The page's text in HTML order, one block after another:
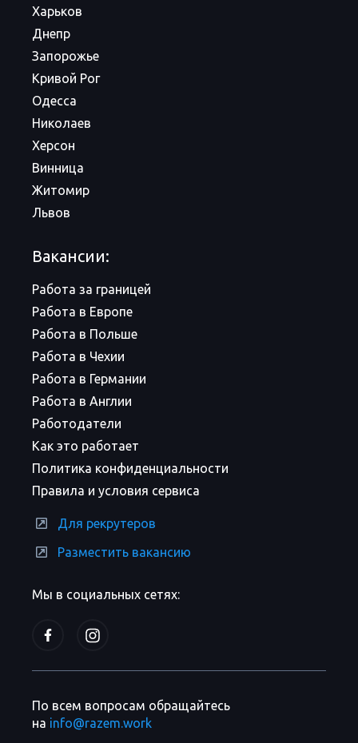
Мы в социальных сетях:
Харьков
Днепр
Запорожье
Кривой Рог
Одесса
Николаев
Херсон
Винница
Житомир
Львов
Вакансии:
Работа за границей
Работа в Европе
Работа в Польше
Работа в Чехии
Работа в Германии
Работа в Англии
Работодатели
Как это работает
Политика конфиденциальности
Правила и условия сервиса
Для рекрутеров
Разместить вакансию
По всем вопросам обращайтесь
на info@razem.work